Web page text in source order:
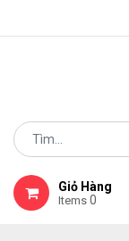
Giỏ Hàng
Items 0